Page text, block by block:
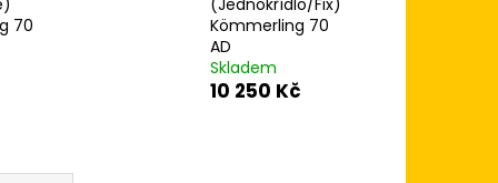
70
Kömmerling 70
AD
Skladem
10 250 Kč
BÍLÁ (DVOUKŘÍDLÉ
76